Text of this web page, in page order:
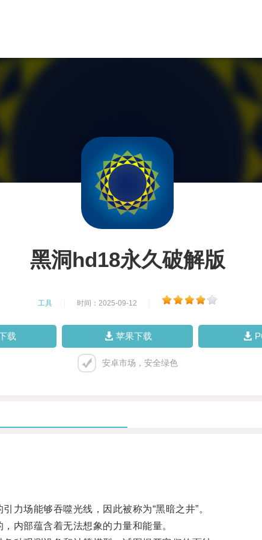
黑洞hd18永久破解版
工具 时间：2025-09-12
载 苹果下载
安卓市场，安全绿色
场能够吞噬光线，因此被称为“黑暗之井”。
部蕴含着无法想象的力量和能量。